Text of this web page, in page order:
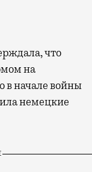
что
на
в начале войны
немецкие